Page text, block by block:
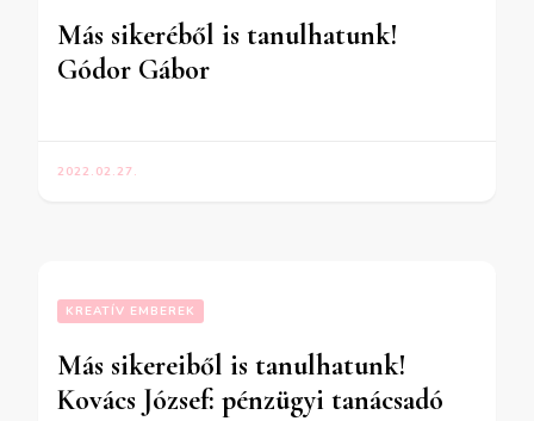
Más sikeréből is tanulhatunk!
Gódor Gábor
2022.02.27.
KREATÍV EMBEREK
Más sikereiből is tanulhatunk!
Kovács József: pénzügyi tanácsadó